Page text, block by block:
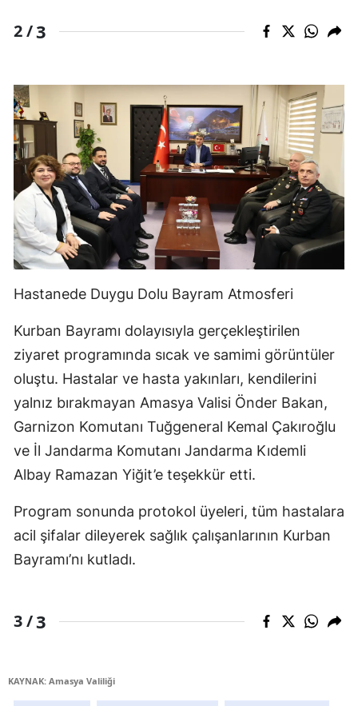
2 /3
Hastanede Duygu Dolu Bayram Atmosferi
Kurban Bayramı dolayısıyla gerçekleştirilen
ziyaret programında sıcak ve samimi görüntüler
oluştu. Hastalar ve hasta yakınları, kendilerini
yalnız bırakmayan Amasya Valisi Önder Bakan,
Garnizon Komutanı Tuğgeneral Kemal Çakıroğlu
ve İl Jandarma Komutanı Jandarma Kıdemli
Albay Ramazan Yiğit’e teşekkür etti.
Program sonunda protokol üyeleri, tüm hastalara
acil şifalar dileyerek sağlık çalışanlarının Kurban
Bayramı’nı kutladı.
3 /3
KAYNAK: Amasya Valiliği